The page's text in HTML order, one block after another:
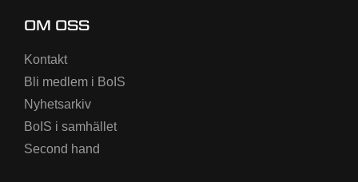
OM OSS
Kontakt
Bli medlem i BoIS
Nyhetsarkiv
BoIS i samhället
Second hand